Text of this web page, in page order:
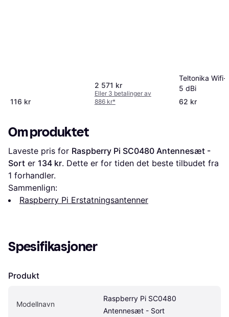
116 kr
2 571 kr
Eller 3 betalinger av
886 kr*
Teltonika Wifi-
5 dBi
62 kr
Om produktet
Laveste pris for Raspberry Pi SC0480 Antennesæt -
Sort er 134 kr. Dette er for tiden det beste tilbudet fra
1 forhandler.
Sammenlign:
Raspberry Pi Erstatningsantenner
Spesifikasjoner
Produkt
Modellnavn
Raspberry Pi SC0480
Antennesæt - Sort